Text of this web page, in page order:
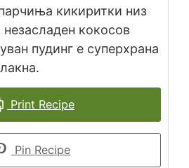
кикиритки низ
кокосов
пудинг е суперхрана
Print Recipe
Pin Recipe